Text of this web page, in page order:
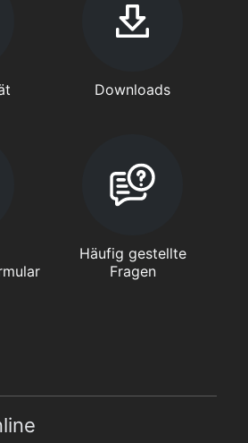
Downloads
Häufig gestellte
Fragen